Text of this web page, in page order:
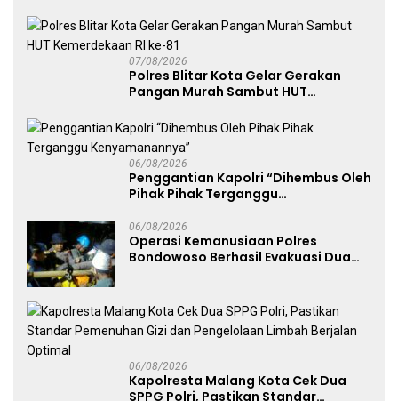
Mapolda
07/08/2026
Polres Blitar Kota Gelar Gerakan
Pangan Murah Sambut HUT
06/08/2026
Penggantian Kapolri “Dihembus Oleh
Pihak Pihak Terganggu
06/08/2026
Operasi Kemanusiaan Polres
Bondowoso Berhasil Evakuasi Dua
06/08/2026
Kapolresta Malang Kota Cek Dua
SPPG Polri, Pastikan Standar